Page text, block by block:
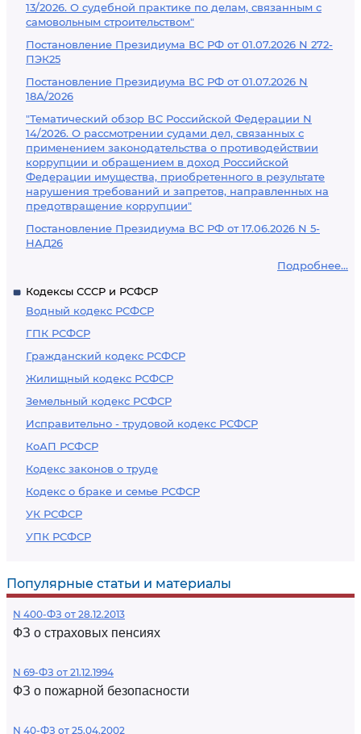
13/2026. О судебной практике по делам, связанным с
самовольным строительством"
Постановление Президиума ВС РФ от 01.07.2026 N 272-
ПЭК25
Постановление Президиума ВС РФ от 01.07.2026 N
18А/2026
"Тематический обзор ВС Российской Федерации N
14/2026. О рассмотрении судами дел, связанных с
применением законодательства о противодействии
коррупции и обращением в доход Российской
Федерации имущества, приобретенного в результате
нарушения требований и запретов, направленных на
предотвращение коррупции"
Постановление Президиума ВС РФ от 17.06.2026 N 5-
НАД26
Подробнее...
Кодексы СССР и РСФСР
Водный кодекс РСФСР
ГПК РСФСР
Гражданский кодекс РСФСР
Жилищный кодекс РСФСР
Земельный кодекс РСФСР
Исправительно - трудовой кодекс РСФСР
КоАП РСФСР
Кодекс законов о труде
Кодекс о браке и семье РСФСР
УК РСФСР
УПК РСФСР
Популярные статьи и материалы
N 400-ФЗ от 28.12.2013
ФЗ о страховых пенсиях
N 69-ФЗ от 21.12.1994
ФЗ о пожарной безопасности
N 40-ФЗ от 25.04.2002